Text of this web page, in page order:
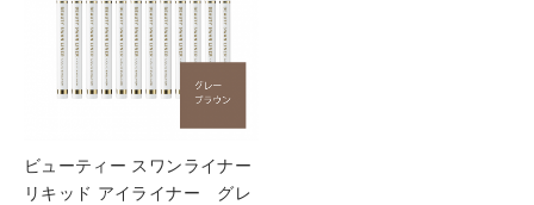
ビューティー スワンライナー
リキッド アイライナー グレ